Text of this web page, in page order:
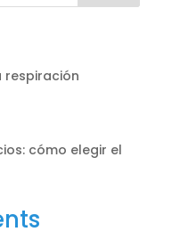
respiración
cómo elegir el